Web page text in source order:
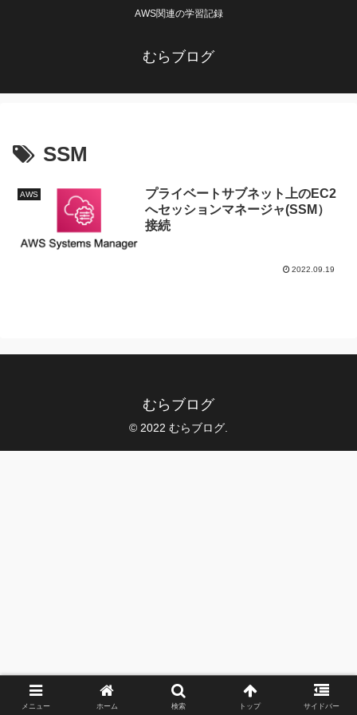
AWS関連の学習記録
むらブログ
SSM
AWS
プライベートサブネット上のEC2
へセッションマネージャ(SSM）
接続
2022.09.19
むらブログ
© 2022 むらブログ.
メニュー ホーム 検索 トップ サイドバー